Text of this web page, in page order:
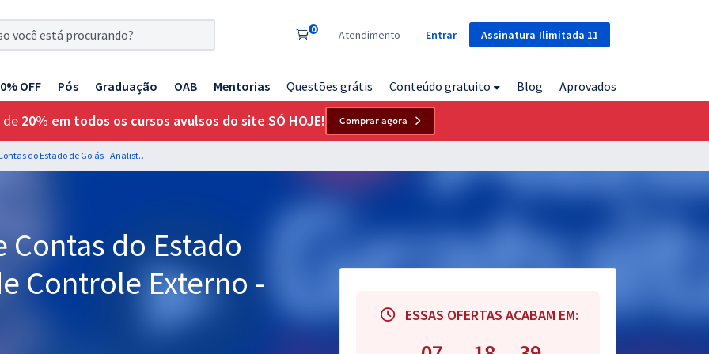
Assinatura Ilimitada 11
0 Atendimento Entrar
OFF Pós Graduação OAB Mentorias Questões grátis Conteúdo gratuito Blog Aprovados
de 20% em todos os cursos avulsos do site SÓ HOJE! Comprar agora
TCE GO - Tribunal de Contas do Estado de Goiás - Analista de Controle Externo - Ciências Contábeis
Contas do Estado
Controle Externo -
ESSAS OFERTAS ACABAM EM: